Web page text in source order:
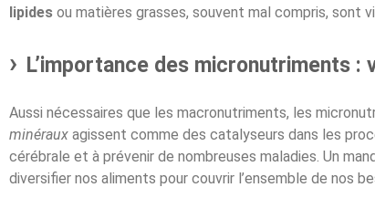
lipides ou matières grasses, souvent mal compris, sont
L’importance des micronutriments
Aussi nécessaires que les macronutriments, les
minéraux agissent comme des catalyseurs dans les
cérébrale et à prévenir de nombreuses maladies. Un
diversifier nos aliments pour couvrir l’ensemble de nos